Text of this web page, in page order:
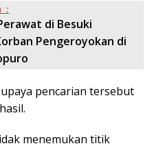
:
di Besuki
Pengeroyokan di
pencarian tersebut
menemukan titik